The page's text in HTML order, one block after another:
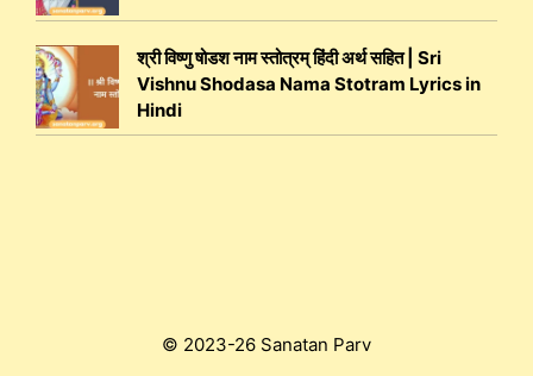
श्री विष्णु षोडश नाम स्तोत्रम् हिंदी अर्थ सहित | Sri
Vishnu Shodasa Nama Stotram Lyrics in
Hindi
© 2023-26 Sanatan Parv